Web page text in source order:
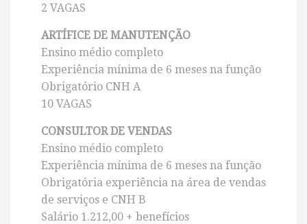
2 VAGAS
ARTÍFICE DE MANUTENÇÃO
Ensino médio completo
Experiência mínima de 6 meses na função
Obrigatório CNH A
10 VAGAS
CONSULTOR DE VENDAS
Ensino médio completo
Experiência mínima de 6 meses na função
Obrigatória experiência na área de vendas
de serviços e CNH B
Salário 1.212,00 + benefícios